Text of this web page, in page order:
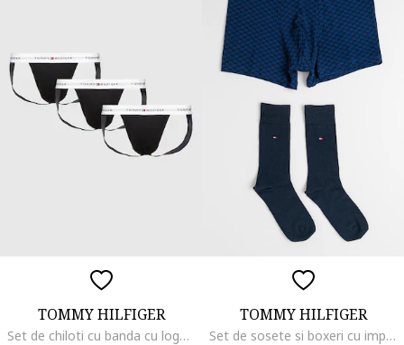
TOMMY HILFIGER
Set de chiloti cu banda cu logo in talie - 3 perechi, Negru stins/Alb optic
TOMMY HILFIGER
Set de sosete si boxeri cu imprimeu, Negru/Bleumarin